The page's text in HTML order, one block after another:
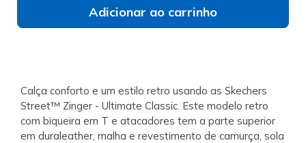
Adicionar ao carrinho
Calça conforto e um estilo retro usando as Skechers
Street™ Zinger - Ultimate Classic. Este modelo retro
com biqueira em T e atacadores tem a parte superior
em duraleather, malha e revestimento de camurça, sola